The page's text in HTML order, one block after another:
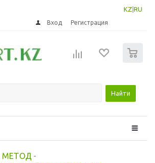
KZ RU
Вход Регистрация
Найти
МЕТОД -